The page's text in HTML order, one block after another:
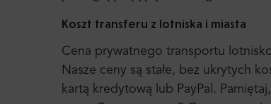
Koszt transferu z lotniska i miasta
Cena prywatnego transportu
Nasze ceny są stałe, bez ukrytych
kartą kredytową lub PayPal.